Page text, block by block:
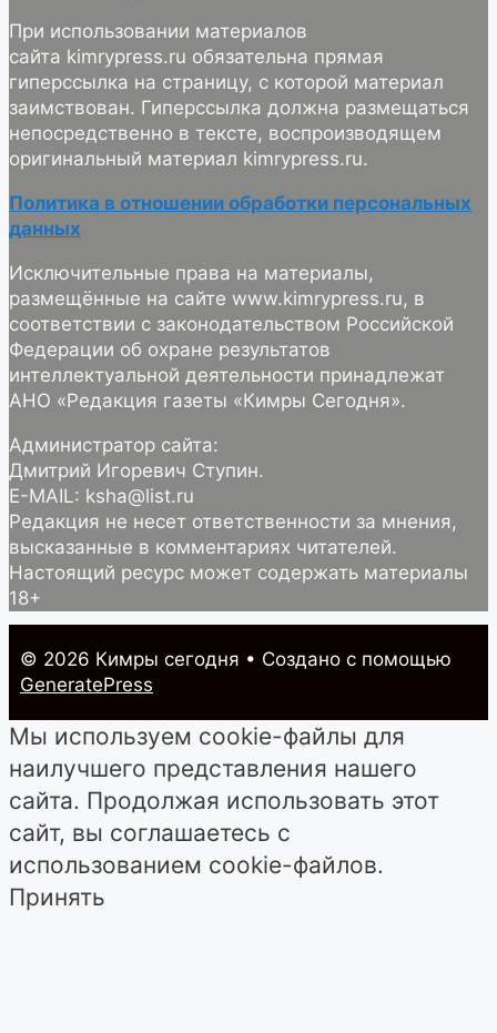
При использовании материалов
сайта kimrypress.ru обязательна прямая
гиперссылка на страницу, с которой материал
заимствован. Гиперссылка должна размещаться
непосредственно в тексте, воспроизводящем
оригинальный материал kimrypress.ru.
Политика в отношении обработки персональных
данных
Исключительные права на материалы,
размещённые на сайте www.kimrypress.ru, в
соответствии с законодательством Российской
Федерации об охране результатов
интеллектуальной деятельности принадлежат
АНО «Редакция газеты «Кимры Сегодня».
Администратор сайта:
Дмитрий Игоревич Ступин.
E-MAIL: ksha@list.ru
Редакция не несет ответственности за мнения,
высказанные в комментариях читателей.
Настоящий ресурс может содержать материалы
18+
© 2026 Кимры cегодня • Создано с помощью
GeneratePress
Мы используем cookie-файлы для
наилучшего представления нашего
сайта. Продолжая использовать этот
сайт, вы соглашаетесь с
использованием cookie-файлов.
Принять